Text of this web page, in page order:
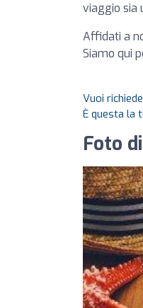
viaggio sia
Affidati a
Siamo qui
Vuoi
È questa la
Foto